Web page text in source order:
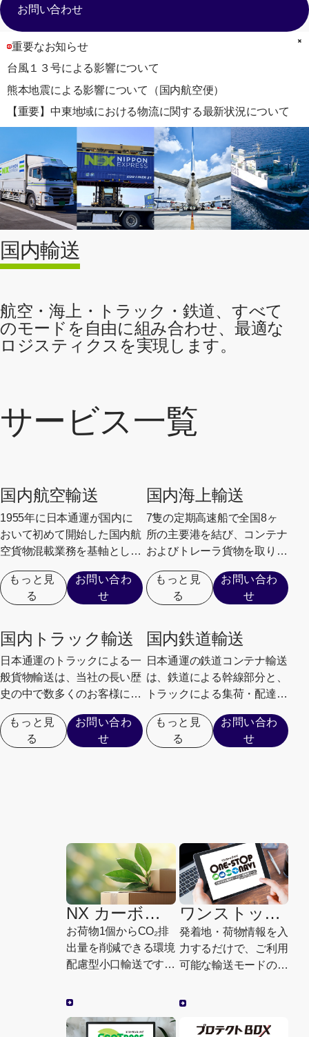
お問い合わせ
重要なお知らせ
台風１３号による影響について
熊本地震による影響について（国内航空便）
【重要】中東地域における物流に関する最新状況について
国内輸送
航空・海上・トラック・鉄道、すべて
のモードを自由に組み合わせ、最適な
ロジスティクスを実現します。
サービス一覧
国内航空輸送
1955年に日本通運が国内に
おいて初めて開始した国内航
空貨物混載業務を基軸とした
客様それぞれのロジスティク
ス戦略をトータルにサポート
ます。
もっと見
る
お問い合わ
せ
国内海上輸送
7隻の定期高速船で全国8ヶ
所の主要港を結び、コンテナ
およびトレーラ貨物を取り扱
ービスは、物流費圧縮の切り
札として多くの企業のお客様
もっと見
る
お問い合わ
せ
国内トラック輸送
日本通運のトラックによる一
般貨物輸送は、当社の長い歴
史の中で数多くのお客様にご
食住の全てに関わる荷物を運
んでいます。
もっと見
る
お問い合わ
せ
国内鉄道輸送
日本通運の鉄道コンテナ輸送
は、鉄道による幹線部分と、
トラックによる集荷・配達と
一貫輸送サービスです。日本
通運が発のお客様から着のお
もっと見
る
お問い合わ
せ
NX カーボン
mini
お荷物1個からCO₂排
出量を削減できる環境
配慮型小口輸送です。
客様のサステナビリテ
ィ経営に貢献します。
ワンストッ
プ・ナビ
（ONE-STOP
NAVI）
発着地・荷物情報を入
力するだけで、ご利用
可能な輸送モードの運
CO₂排出量などを比較
検索ツールです。環境